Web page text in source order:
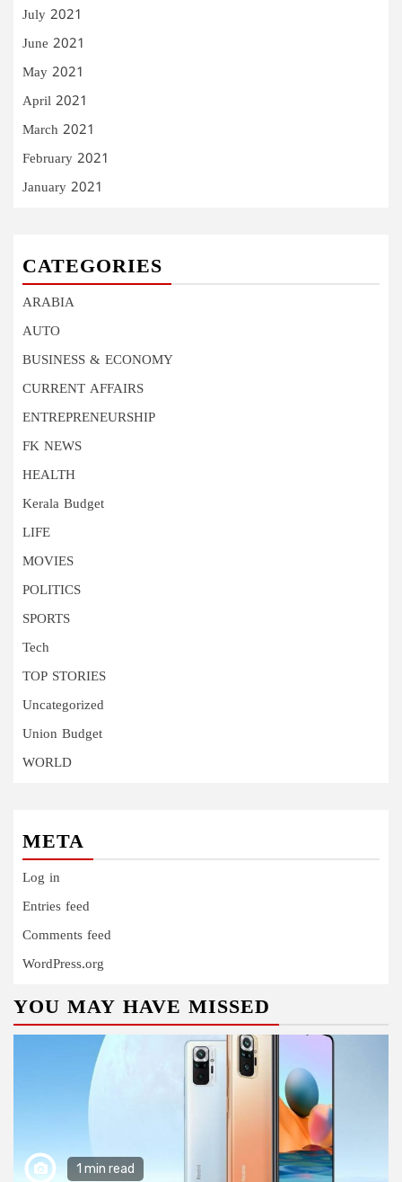
July 2021
June 2021
May 2021
April 2021
March 2021
February 2021
January 2021
CATEGORIES
ARABIA
AUTO
BUSINESS & ECONOMY
CURRENT AFFAIRS
ENTREPRENEURSHIP
FK NEWS
HEALTH
Kerala Budget
LIFE
MOVIES
POLITICS
SPORTS
Tech
TOP STORIES
Uncategorized
Union Budget
WORLD
META
Log in
Entries feed
Comments feed
WordPress.org
YOU MAY HAVE MISSED
1 min read